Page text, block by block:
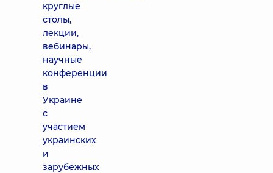
круглые
столы,
лекции,
вебинары,
научные
конференции
в
Украине
с
участием
украинских
и
зарубежных